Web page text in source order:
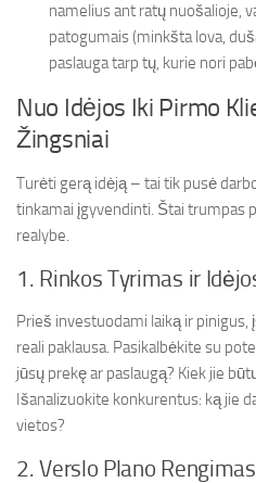
namelius ant ratų nuošalioje,
patogumais (minkšta lova,
paslauga tarp tų, kurie nori
Nuo Idėjos Iki Pirmo
Žingsniai
Turėti gerą idėją – tai tik pusė
tinkamai įgyvendinti. Štai trumpas
realybe.
1. Rinkos Tyrimas ir
Prieš investuodami laiką ir pinigus,
reali paklausa. Pasikalbėkite su
jūsų prekę ar paslaugą? Kiek jie
Išanalizuokite konkurentus: ką jie
vietos?
2. Verslo Plano Rengimas